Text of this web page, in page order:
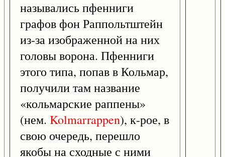
назывались пфенниги
графов фон Раппольтштейн
из-за изображенной на них
головы ворона. Пфенниги
этого типа, попав в Кольмар,
получили там название
«кольмарские раппены»
(нем. Kolmarrappen), к-рое, в
свою очередь, перешло
якобы на сходные с ними